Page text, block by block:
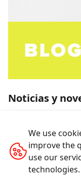
Noticias y
actualizaciones
Más
We use
improve the
use our
technologies.